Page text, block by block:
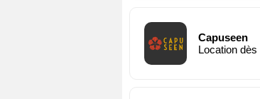
Capuseen
Location dès